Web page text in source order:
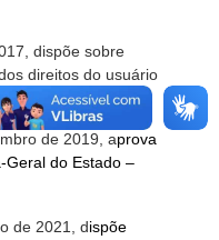
dispõe sobre
direitos do usuário
pública.
de 2019, aprova
Geral do Estado –
de 2021, dispõe